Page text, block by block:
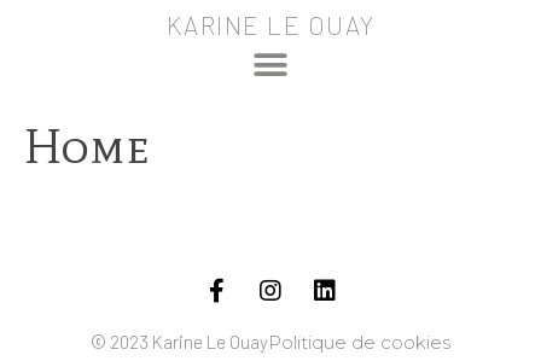
KARINE LE OUAY
Home
© 2023 Karine Le OuayPolitique de cookies